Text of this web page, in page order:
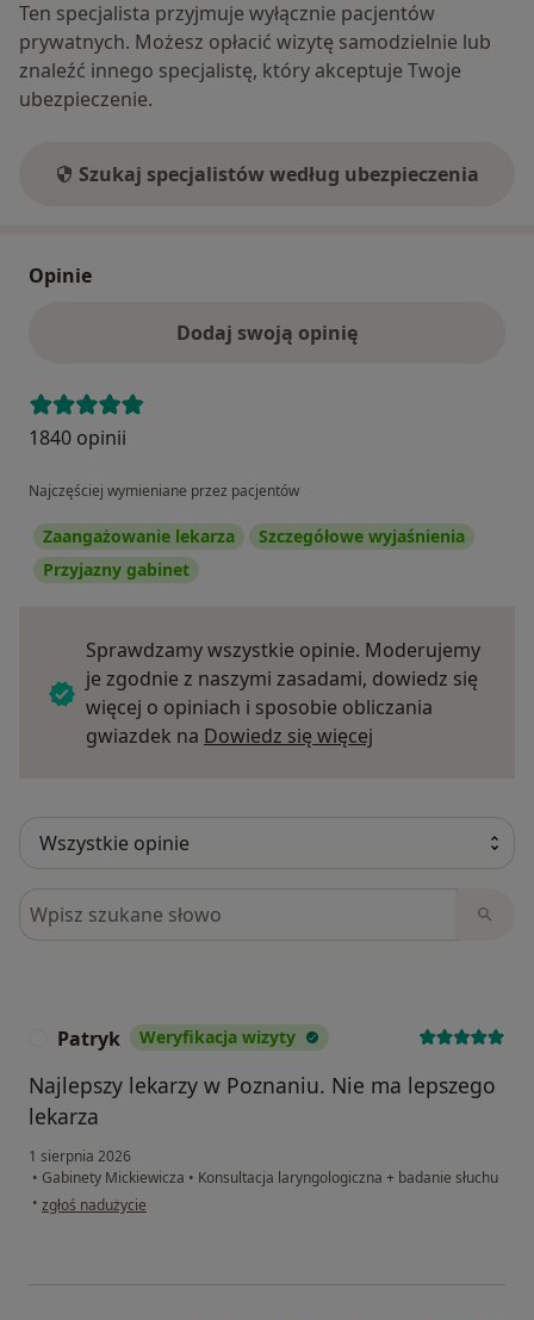
Ten specjalista przyjmuje wyłącznie pacjentów
prywatnych. Możesz opłacić wizytę samodzielnie lub
znaleźć innego specjalistę, który akceptuje Twoje
ubezpieczenie.
Szukaj specjalistów według ubezpieczenia
Opinie
Dodaj swoją opinię
1840 opinii
Najczęściej wymieniane przez pacjentów
Zaangażowanie lekarza
Szczegółowe wyjaśnienia
Przyjazny gabinet
Sprawdzamy wszystkie opinie. Moderujemy
je zgodnie z naszymi zasadami, dowiedz się
więcej o opiniach i sposobie obliczania
gwiazdek na Dowiedz się więcej
Szukaj w opiniach
Patryk Weryfikacja wizyty
Najlepszy lekarzy w Poznaniu. Nie ma lepszego
lekarza
1 sierpnia 2026
• Gabinety Mickiewicza • Konsultacja laryngologiczna + badanie słuchu
• w opinii użytkownika Patryk
zgłoś nadużycie